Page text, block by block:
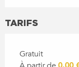
TARIFS
Gratuit